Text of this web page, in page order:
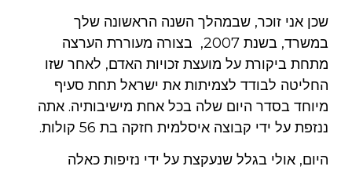
שכן אני זוכר, שבמהלך השנה הראשונה שלך
במשרד, בשנת 2007, בצורה מעוררת הערצה
מתחת ביקורת על מועצת זכויות האדם, לאחר שזו
החליטה לבודד לצמיתות את ישראל תחת סעיף
מיוחד בסדר היום שלה בכל אחת מישיבותיה. אתה
ננזפת על ידי קבוצה איסלמית חזקה בת 56 קולות.
היום, אולי בגלל שנעקצת על ידי נזיפות כאלה